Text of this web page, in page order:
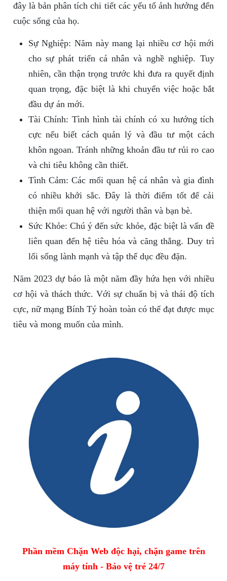
đây là bản phân tích chi tiết các yếu tố ảnh hưởng đến
cuộc sống của họ.
Sự Nghiệp: Năm này mang lại nhiều cơ hội mới
cho sự phát triển cá nhân và nghề nghiệp. Tuy
nhiên, cần thận trọng trước khi đưa ra quyết định
quan trọng, đặc biệt là khi chuyển việc hoặc bắt
đầu dự án mới.
Tài Chính: Tình hình tài chính có xu hướng tích
cực nếu biết cách quản lý và đầu tư một cách
khôn ngoan. Tránh những khoản đầu tư rủi ro cao
và chi tiêu không cần thiết.
Tình Cảm: Các mối quan hệ cá nhân và gia đình
có nhiều khởi sắc. Đây là thời điểm tốt để cải
thiện mối quan hệ với người thân và bạn bè.
Sức Khỏe: Chú ý đến sức khỏe, đặc biệt là vấn đề
liên quan đến hệ tiêu hóa và căng thẳng. Duy trì
lối sống lành mạnh và tập thể dục đều đặn.
Năm 2023 dự báo là một năm đầy hứa hẹn với nhiều
cơ hội và thách thức. Với sự chuẩn bị và thái độ tích
cực, nữ mạng Bính Tý hoàn toàn có thể đạt được mục
tiêu và mong muốn của mình.
Phần mềm Chặn Web độc hại, chặn game trên
máy tính - Bảo vệ trẻ 24/7